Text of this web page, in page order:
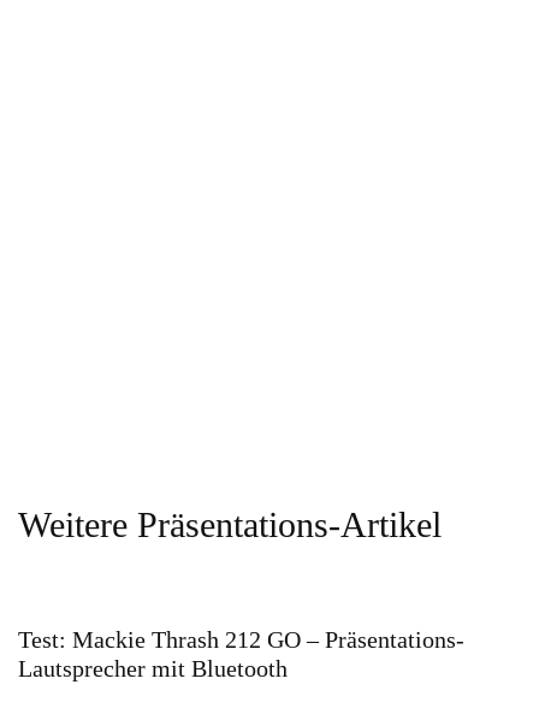
Weitere Präsentations-Artikel
Test: Mackie Thrash 212 GO – Präsentations-
Lautsprecher mit Bluetooth